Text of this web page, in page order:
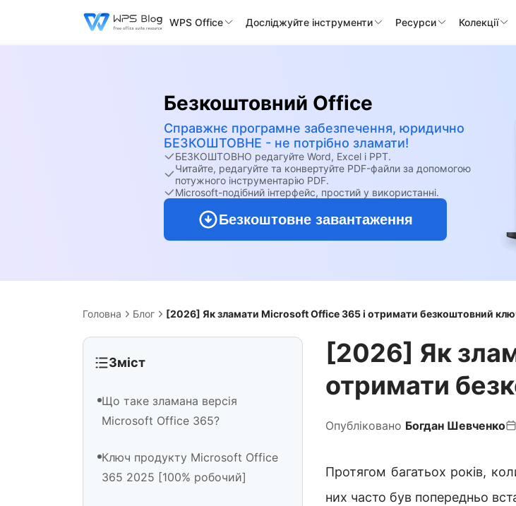
WPS Office Досліджуйте інструменти Ресурси Колекції
Безкоштовний Office
Справжнє програмне забезпечення, юридично
БЕЗКОШТОВНЕ - не потрібно зламати!
БЕЗКОШТОВНО редагуйте Word, Excel і PPT.
Читайте, редагуйте та конвертуйте PDF-файли за допомогою
потужного інструментарію PDF.
Microsoft-подібний інтерфейс, простий у використанні.
Безкоштовне завантаження
Головна Блог [2026] Як зламати Microsoft Office 365 і отримати безкоштовний
Зміст
Що таке зламана версія
Microsoft Office 365?
Ключ продукту Microsoft Office
365 2025 [100% робочий]
[2026] Як
отримати
Опубліковано Богдан Шевченко
Протягом багатьох років,
них часто був попередньо